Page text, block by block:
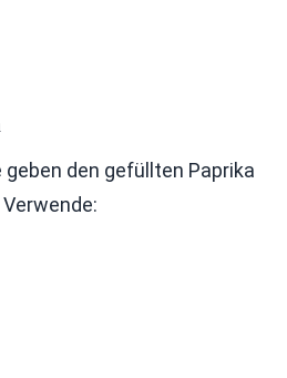
geben den gefüllten Paprika